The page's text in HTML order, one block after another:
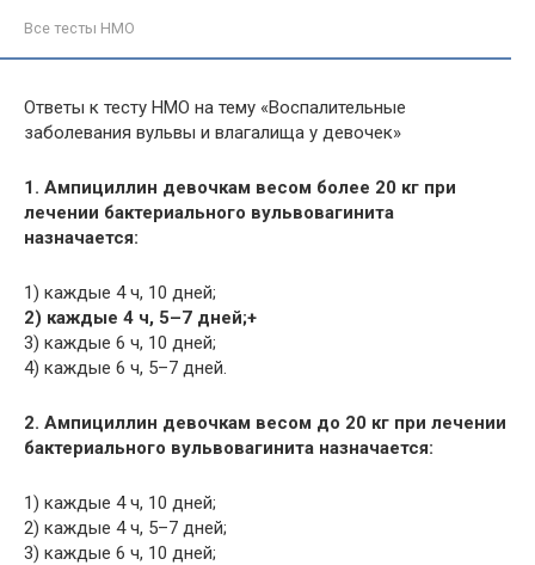
Все тесты НМО
Ответы к тесту НМО на тему «Воспалительные
заболевания вульвы и влагалища у девочек»
1. Ампициллин девочкам весом более 20 кг при
лечении бактериального вульвовагинита
назначается:
1) каждые 4 ч, 10 дней;
2) каждые 4 ч, 5–7 дней;+
3) каждые 6 ч, 10 дней;
4) каждые 6 ч, 5–7 дней.
2. Ампициллин девочкам весом до 20 кг при лечении
бактериального вульвовагинита назначается:
1) каждые 4 ч, 10 дней;
2) каждые 4 ч, 5–7 дней;
3) каждые 6 ч, 10 дней;